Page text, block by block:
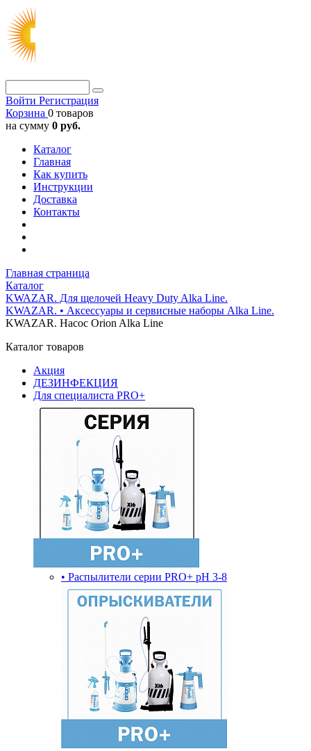
Войти Регистрация
Корзина 0 товаров
на сумму 0 руб.
Каталог
Главная
Как купить
Инструкции
Доставка
Контакты
Главная страница
Каталог
KWAZAR. Для щелочей Heavy Duty Alka Line.
KWAZAR. • Аксессуары и сервисные наборы Alka Line.
KWAZAR. Насос Orion Alka Line
Каталог товаров
Акция
ДЕЗИНФЕКЦИЯ
Для специалиста PRO+
• Распылители серии PRO+ pH 3-8